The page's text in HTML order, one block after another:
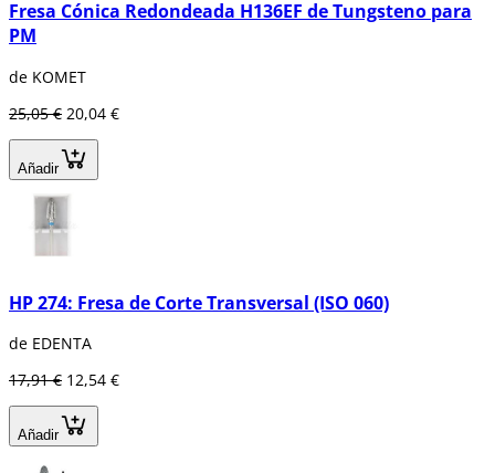
Fresa Cónica Redondeada H136EF de Tungsteno para
PM
de KOMET
25,05 € 20,04 €
Añadir
HP 274: Fresa de Corte Transversal (ISO 060)
de EDENTA
17,91 € 12,54 €
Añadir